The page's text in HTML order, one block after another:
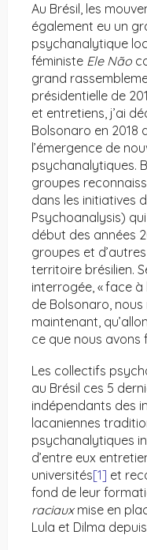
Au Brésil, les
également eu un
psychanalytique
féministe Ele Não
grand
présidentielle de
et entretiens, j’ai
Bolsonaro en 2018
l’émergence de
psychanalytiques.
groupes
dans les initiatives
Psychoanalysis)
début des années
groupes et
territoire brésilien.
interrogée, « face à
de Bolsonaro,
maintenant,
ce que nous avons
Les collectifs
au Brésil ces 5
indépendants des
lacaniennes
psychanalytiques
d’entre eux
universités[1] et
fond de leur
raciauxmise en
Lula et Dilma